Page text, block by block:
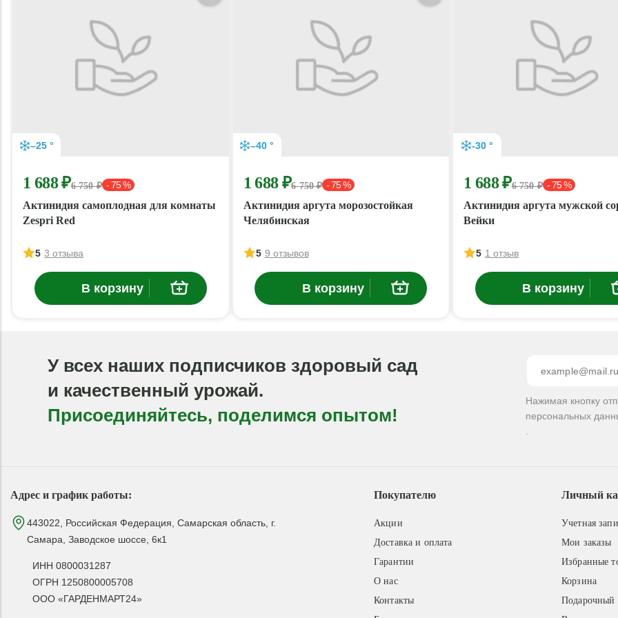
–25 °
1 688 ₽6 750 ₽ - 75 %
Актинидия самоплодная для комнаты
Zespri Red
5 3 отзыва
В корзину
–40 °
1 688 ₽6 750 ₽ - 75 %
Актинидия аргута морозостойкая
Челябинская
5 9 отзывов
В корзину
-30 °
1 688 ₽6 750 ₽ - 75 %
Актинидия аргута мужской
Вейки
5 1 отзыв
В корзину
У всех наших подписчиков здоровый сад
и качественный урожай.
Присоединяйтесь, поделимся опытом!
Нажимая кнопку
персональных
Адрес и график работы:
443022, Российская Федерация, Самарская область, г.
Самара, Заводское шоссе, 6к1
ИНН 0800031287
ОГРН 1250800005708
ООО «ГАРДЕНМАРТ24»
Покупателю
Акции
Доставка и оплата
Гарантии
О нас
Контакты
Личный
Учетная
Мои заказы
Избранные
Корзина
Подарочный